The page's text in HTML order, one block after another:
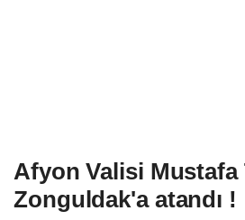
Afyon Valisi Mustafa
Zonguldak'a atandı !